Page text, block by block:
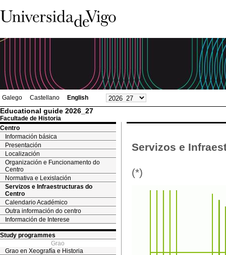
Galego Castellano English
Educational guide 2026_27
Facultade de Historia
Centro
Información básica
Presentación
Localización
Organización e Funcionamento do
Centro
Normativa e Lexislación
Servizos e Infraestructuras do
Centro
Calendario Académico
Outra información do centro
Información de Interese
Study programmes
Grao
Grao en Xeografía e Historia
Servizos e
(*)